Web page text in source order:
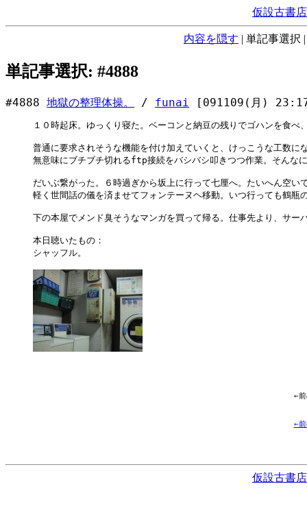
仮設古書店
内容を隠す | 単記事選択
単記事選択: #4888
#4888 地獄の整理体操。 / funai [091109(月)
１０時起床。ゆっくり寝た。ベーコンと納豆の残りでゴハンを食
普通に要求されそうな機能を付け加えていくと、けっこうな工数に
無意味にブチブチ切れるftp接続をバシバシ叩きつつ作業。そんな
だいぶ繋がった。６時過ぎから坂上に行って七厘へ。たいへん空い
軽く世間話の儀を済ませてフォンテーヌヘ移動。いつ行っても鶴瓶
下の本屋でメンド臭そうなマンガを買って帰る。仕事先より、サー
本日聴いたもの：
シャッフル。
←
←
仮設古書店